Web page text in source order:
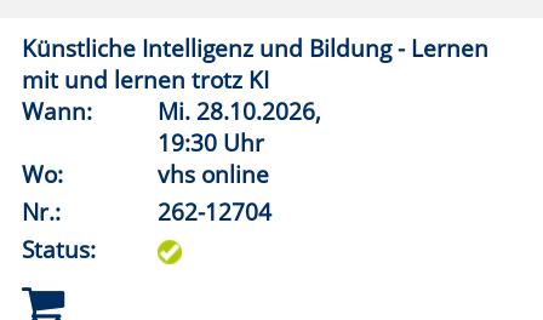
Status:
Rubens oder Rembrandt?
Wann:
Do.10.12.2026,
19:30 Uhr
Wo:
vhs online
Nr.:
262-13013
Status: